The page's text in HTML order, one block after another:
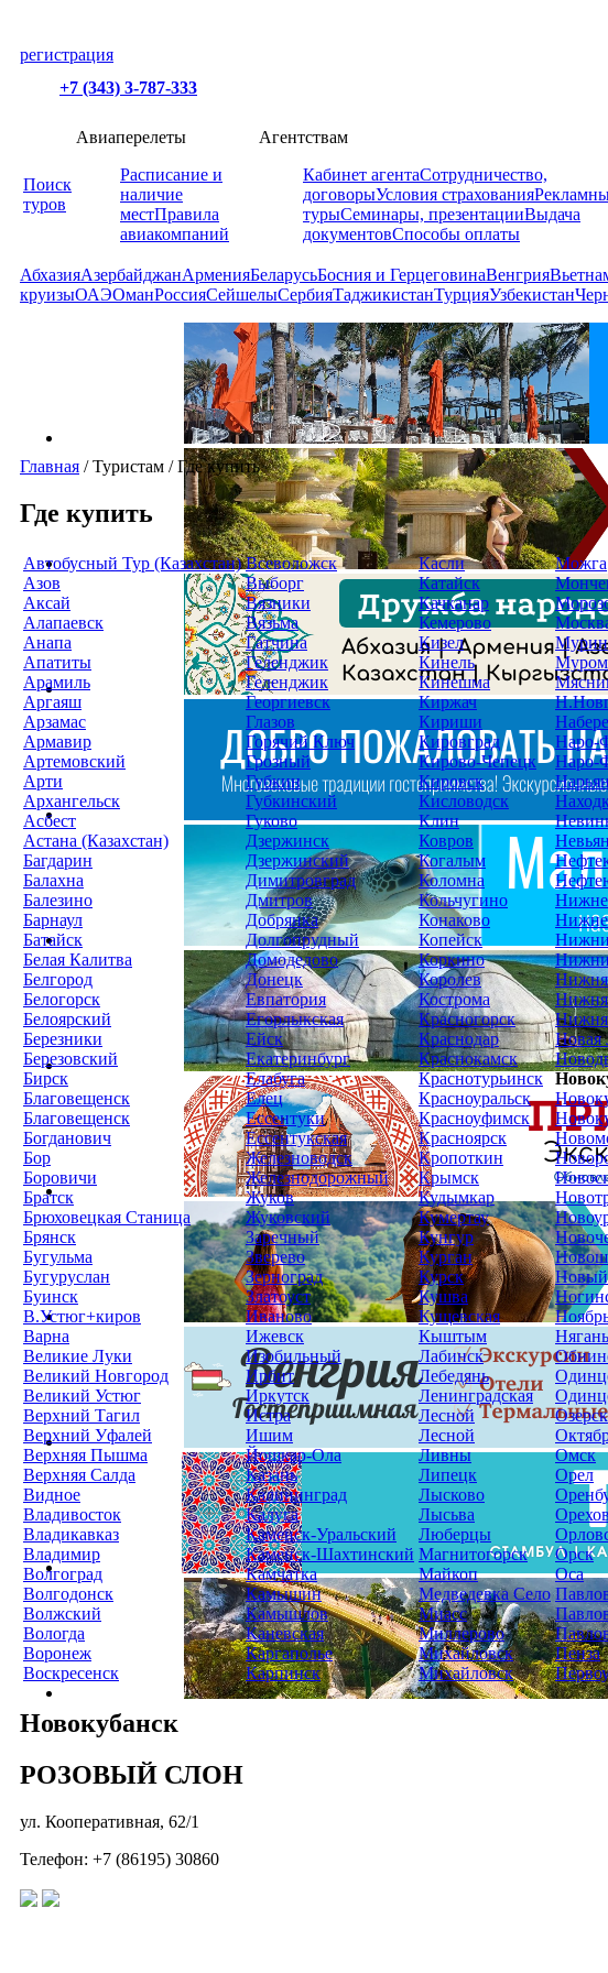
регистрация
+7 (343) 3-787-333
Поиск
туров
Авиаперелеты
Расписание и
наличие
местПравила
авиакомпаний
Агентствам
Кабинет агентаСотрудничество,
договорыУсловия страхования
турыСеминары, презентацииВыдача
документовСпособы оплаты
АбхазияАзербайджанАрменияБеларусьБосния и ГерцеговинаВенгрия
круизыОАЭОманРоссияСейшелыСербияТаджикистанТурцияУзбекистан
Главная /Туристам /Где купить
Где купить
Автобусный Тур (Казахстан)
Азов
Аксай
Алапаевск
Анапа
Апатиты
Арамиль
Аргаяш
Арзамас
Армавир
Артемовский
Арти
Архангельск
Асбест
Астана (Казахстан)
Багдарин
Балахна
Балезино
Барнаул
Батайск
Белая Калитва
Белгород
Белогорск
Белоярский
Березники
Березовский
Бирск
Благовещенск
Благовещенск
Богданович
Бор
Боровичи
Братск
Брюховецкая Станица
Брянск
Бугульма
Бугуруслан
Буинск
В.Устюг+киров
Варна
Великие Луки
Великий Новгород
Великий Устюг
Верхний Тагил
Верхний Уфалей
Верхняя Пышма
Верхняя Салда
Видное
Владивосток
Владикавказ
Владимир
Волгоград
Волгодонск
Волжский
Вологда
Воронеж
Воскресенск
Всеволожск
Выборг
Вязники
Вязьма
Гатчина
Геленджик
Геленджик
Георгиевск
Глазов
Горячий Ключ
Грозный
Губкин
Губкинский
Гуково
Дзержинск
Дзержинский
Димитровград
Дмитров
Добрянка
Долгопрудный
Домодедово
Донецк
Евпатория
Егорлыкская
Ейск
Екатеринбург
Елабуга
Елец
Ессентуки
Ессентукская
Железноводск
Железнодорожный
Жуков
Жуковский
Заречный
Зверево
Зерноград
Златоуст
Иваново
Ижевск
Изобильный
Ирбит
Иркутск
Истра
Ишим
Йошкар-Ола
Казань
Калининград
Калуга
Каменск-Уральский
Каменск-Шахтинский
Камчатка
Камышин
Камышлов
Каневская
Каргаполье
Карпинск
Касли
Катайск
Качканар
Кемерово
Кизел
Кинель
Кинешма
Киржач
Кириши
Кировград
Кирово-Чепецк
Кировск
Кисловодск
Клин
Ковров
Когалым
Коломна
Кольчугино
Конаково
Копейск
Коркино
Королев
Кострома
Красногорск
Краснодар
Краснокамск
Краснотурьинск
Красноуральск
Красноуфимск
Красноярск
Кропоткин
Крымск
Кудымкар
Кумертау
Кунгур
Курган
Курск
Кушва
Кущевская
Кыштым
Лабинск
Лебедянь
Ленинградская
Лесной
Лесной
Ливны
Липецк
Лысково
Лысьва
Люберцы
Магнитогорск
Майкоп
Медведевка Село
Миасс
Миллерово
Михайловск
Михайловск
Можга
Муром
Наро-
Наро-
Новая
Новый
Нягань
Озерск
Омск
Орел
Орск
Оса
Пенза
Новокубанск
РОЗОВЫЙ СЛОН
ул. Кооперативная, 62/1
Телефон: +7 (86195) 30860